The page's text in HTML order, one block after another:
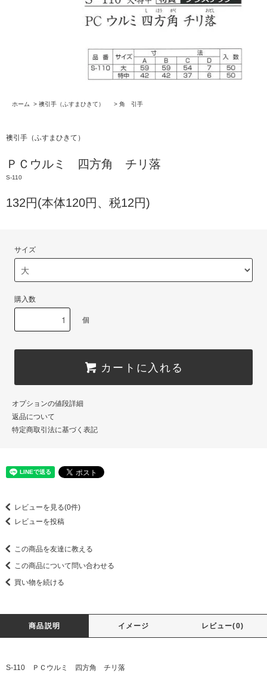
ホーム > 襖引手（ふすまひきて） > 角 引手
襖引手（ふすまひきて）
ＰＣウルミ 四方角 チリ落
S-110
132円(本体120円、税12円)
サイズ
購入数
個
カートに入れる
オプションの値段詳細
返品について
特定商取引法に基づく表記
レビューを見る(0件)
レビューを投稿
この商品を友達に教える
この商品について問い合わせる
買い物を続ける
商品説明 イメージ レビュー(0)
S-110 ＰＣウルミ 四方角 チリ落